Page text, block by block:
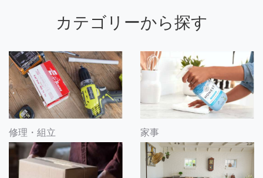
カテゴリーから探す
修理・組立 家事